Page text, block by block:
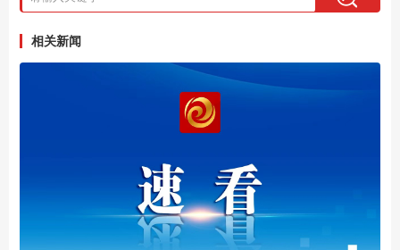
相关新闻